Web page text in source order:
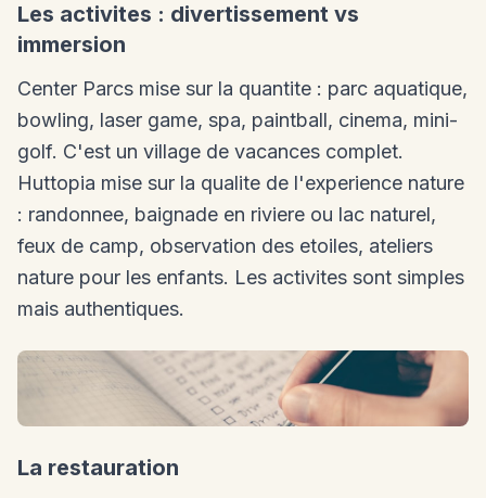
Les activites : divertissement vs
immersion
Center Parcs mise sur la quantite : parc aquatique,
bowling, laser game, spa, paintball, cinema, mini-
golf. C'est un village de vacances complet.
Huttopia mise sur la qualite de l'experience nature
: randonnee, baignade en riviere ou lac naturel,
feux de camp, observation des etoiles, ateliers
nature pour les enfants. Les activites sont simples
mais authentiques.
La restauration